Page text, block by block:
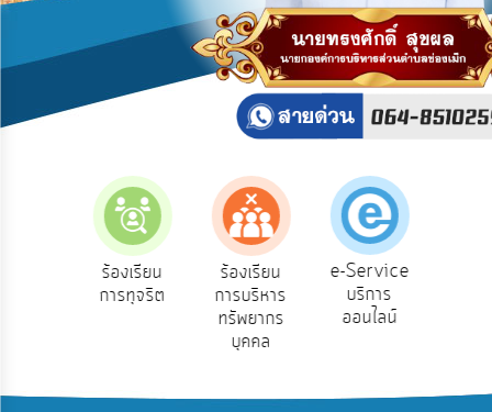
เปิด
ข้อมูล
สาธารณะ
ร้องเรียน
การทุจริต
ร้องเรียน
การบริหาร
ทรัพยากร
บุคคล
e-Service
บริการ
ออนไลน์